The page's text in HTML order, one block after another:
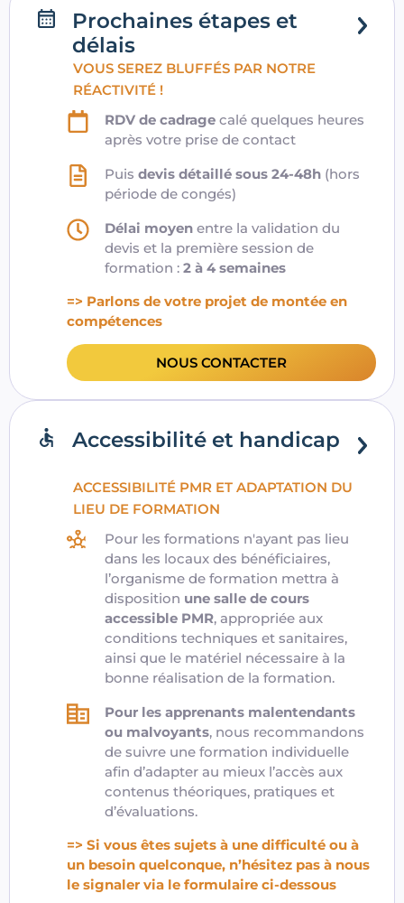
Prochaines étapes et
délais
VOUS SEREZ BLUFFÉS PAR NOTRE
RÉACTIVITÉ !
RDV de cadrage calé quelques heures
après votre prise de contact
Puisdevis détaillé sous 24-48h (hors
période de congés)
Délai moyen entre la validation du
devis et la première session de
formation :2 à 4 semaines
=> Parlons de votre projet de montée en
compétences
NOUS CONTACTER
Accessibilité et handicap
ACCESSIBILITÉ PMR ET ADAPTATION DU
LIEU DE FORMATION
Pour les formations n'ayant pas lieu
dans les locaux des bénéficiaires,
l’organisme de formation mettra à
disposition une salle de cours
accessible PMR, appropriée aux
conditions techniques et sanitaires,
ainsi que le matériel nécessaire à la
bonne réalisation de la formation.
Pour les apprenants malentendants
ou malvoyants, nous recommandons
de suivre une formation individuelle
afin d’adapter au mieux l’accès aux
contenus théoriques, pratiques et
d’évaluations.
=> Si vous êtes sujets à une difficulté ou à
un besoin quelconque, n’hésitez pas à nous
le signaler via le formulaire ci-dessous